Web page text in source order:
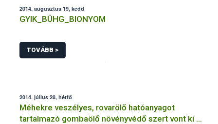
2014. augusztus 19, kedd
GYIK_BÜHG_BIONYOM
TOVÁBB >
2014. július 28, hétfő
Méhekre veszélyes, rovarölő hatóanyagot
tartalmazó gombaölő növényvédő szert vont ki a